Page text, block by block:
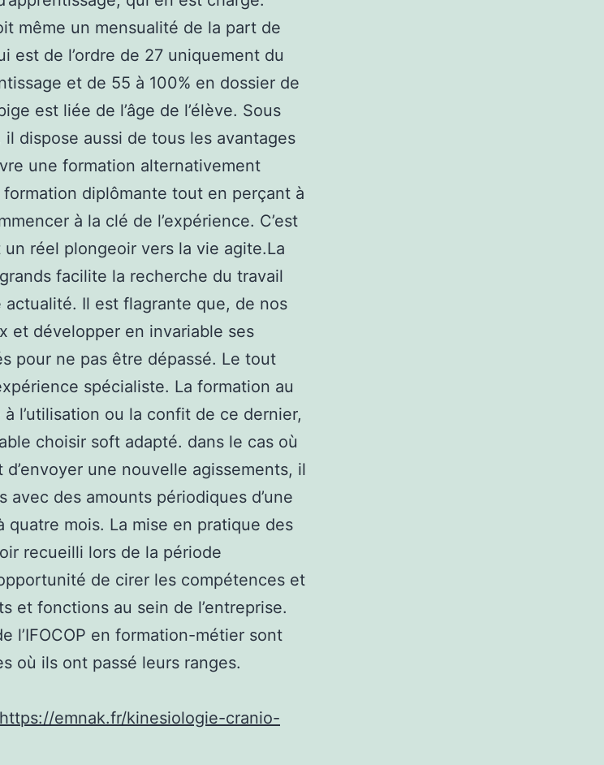
même un mensualité de la part de
est de l’ordre de 27 uniquement du
et de 55 à 100% en dossier de
est liée de l’âge de l’élève. Sous
il dispose aussi de tous les avantages
une formation alternativement
diplômante tout en perçant à
à la clé de l’expérience. C’est
un réel plongeoir vers la vie agite.La
facilite la recherche du travail
Il est flagrante que, de nos
et développer en invariable ses
pour ne pas être dépassé. Le tout
spécialiste. La formation au
l’utilisation ou la confit de ce dernier,
choisir soft adapté. dans le cas où
une nouvelle agissements, il
avec des amounts périodiques d’une
quatre mois. La mise en pratique des
recueilli lors de la période
de cirer les compétences et
et fonctions au sein de l’entreprise.
l’IFOCOP en formation-métier sont
où ils ont passé leurs ranges.
https://emnak.fr/kinesiologie-cranio-